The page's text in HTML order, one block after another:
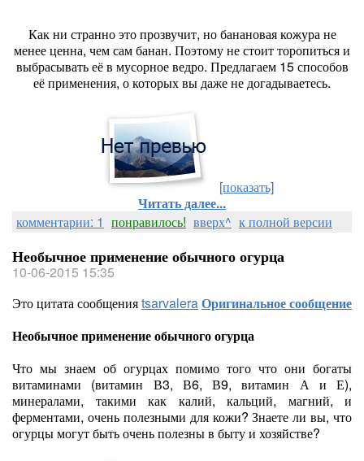
Как ни странно это прозвучит, но банановая кожура не
менее ценна, чем сам банан. Поэтому не стоит торопиться и
выбрасывать её в мусорное ведро. Предлагаем 15 способов
её применения, о которых вы даже не догадываетесь.
[показать]
Читать далее...
комментарии: 1 понравилось! вверх^ к полной версии
Необычное применение обычного огурца
10-06-2015 15:35
Это цитата сообщенияtsarvaleraОригинальное сообщение
Необычное применение обычного огурца
Что мы знаем об огурцах помимо того что они богаты
витаминами (витамин В3, В6, В9, витамин А и Е),
минералами, такими как калий, кальций, магний, и
ферментами, очень полезными для кожи? Знаете ли вы, что
огурцы могут быть очень полезны в быту и хозяйстве?